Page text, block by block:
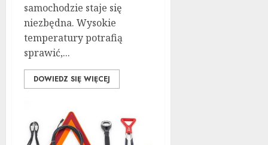
samochodzie staje się
niezbędna. Wysokie
temperatury potrafią
sprawić,...
DOWIEDZ SIĘ WIĘCEJ